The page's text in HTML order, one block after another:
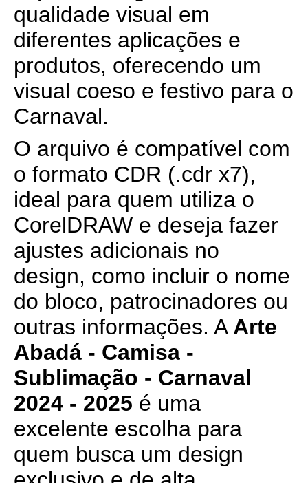
qualidade visual em
diferentes aplicações e
produtos, oferecendo um
visual coeso e festivo para o
Carnaval.
O arquivo é compatível com
o formato CDR (.cdr x7),
ideal para quem utiliza o
CorelDRAW e deseja fazer
ajustes adicionais no
design, como incluir o nome
do bloco, patrocinadores ou
outras informações. A Arte
Abadá - Camisa -
Sublimação - Carnaval
2024 - 2025 é uma
excelente escolha para
quem busca um design